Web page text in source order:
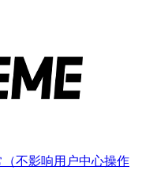
不影响用户中心操作